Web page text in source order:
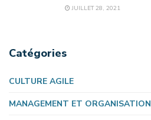
JUILLET 28, 2021
Catégories
CULTURE AGILE
MANAGEMENT ET ORGANISATION